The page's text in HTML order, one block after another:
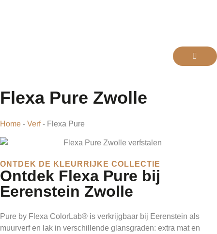
Flexa Pure Zwolle
Home - Verf- Flexa Pure
ONTDEK DE KLEURRIJKE COLLECTIE
Ontdek Flexa Pure bij
Eerenstein Zwolle
Pure by Flexa ColorLab® is verkrijgbaar bij Eerenstein als
muurverf en lak in verschillende glansgraden: extra mat en